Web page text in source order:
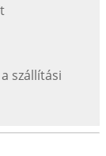
szállítási